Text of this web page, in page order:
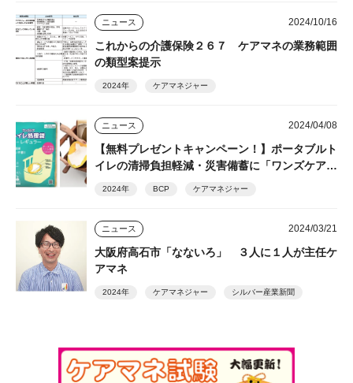
ニュース 2024/10/16
これからの介護保険２６７ ケアマネの業務範囲
の類型案提示
2024年 ケアマネジャー
ニュース 2024/04/08
【無料プレゼントキャンペーン！】ポータブルト
イレの清掃負担軽減・災害備蓄に「ワンズケアト
2024年 BCP ケアマネジャー
ニュース 2024/03/21
大阪府高石市「なないろ」 ３人に１人が主任ケ
アマネ
2024年 ケアマネジャー シルバー産業新聞